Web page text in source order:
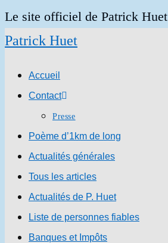
Skip
to
Le site officiel de Patrick Huet
Patrick Huet
Accueil
Contact
Presse
Poème d’1km de long
Actualités générales
Tous les articles
Actualités de P. Huet
Liste de personnes fiables
Banques et Impôts